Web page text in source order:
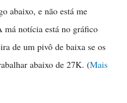
abaixo, e não está me
má notícia está no gráfico
de um pivô de baixa se os
abaixo de 27K. (Mais